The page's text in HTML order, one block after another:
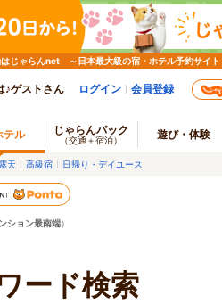
じゃらんnet ～日本最大級の宿・ホテル予約サイト
♪ゲストさん ログイン 会員登録
テル じゃらんパック
（交通＋宿泊） 遊び・体験
天 高級宿 日帰り・デイユース
ション最南端）
ード検索